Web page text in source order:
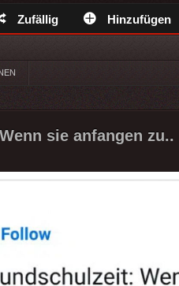
Zufällig Hinzufügen
sie anfangen zu..